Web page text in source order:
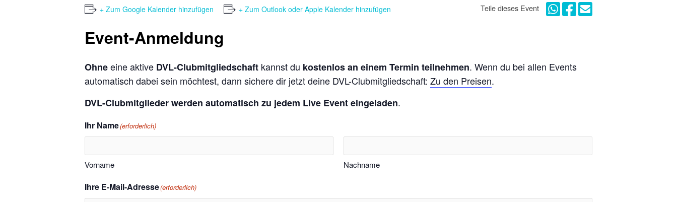
+ Zum Google Kalender hinzufügen + Zum Outlook oder Apple Kalender hinzufügen Teile dieses Event
Event-Anmeldung
Ohneeine aktive DVL-Clubmitgliedschaft kannst du kostenlos an einem Termin teilnehmen. Wenn du bei allen Events
automatisch dabei sein möchtest, dann sichere dir jetzt deine DVL-Clubmitgliedschaft: Zu den Preisen.
DVL-Clubmitglieder werden automatisch zu jedem Live Event eingeladen.
Ihr Name(erforderlich)
Vorname Nachname
Ihre E-Mail-Adresse(erforderlich)